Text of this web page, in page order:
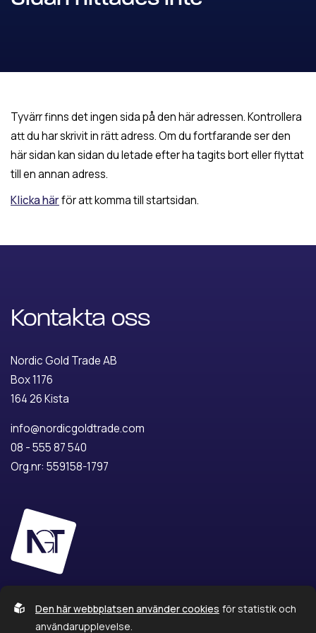
Tyvärr finns det ingen sida på den här adressen. Kontrollera
att du har skrivit in rätt adress. Om du fortfarande ser den
här sidan kan sidan du letade efter ha tagits bort eller flyttat
till en annan adress.
Klicka härför att komma till startsidan.
Kontakta oss
Nordic Gold Trade AB
Box 1176
164 26 Kista
info@nordicgoldtrade.com
08 - 555 87 540
Org.nr: 559158-1797
Den här webbplatsen använder cookies för statistik och
användarupplevelse.